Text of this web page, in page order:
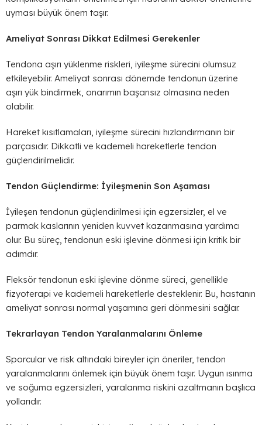
uyması büyük önem taşır.
Ameliyat Sonrası Dikkat Edilmesi Gerekenler
Tendona aşırı yüklenme riskleri, iyileşme sürecini olumsuz
etkileyebilir. Ameliyat sonrası dönemde tendonun üzerine
aşırı yük bindirmek, onarımın başarısız olmasına neden
olabilir.
Hareket kısıtlamaları, iyileşme sürecini hızlandırmanın bir
parçasıdır. Dikkatli ve kademeli hareketlerle tendon
güçlendirilmelidir.
Tendon Güçlendirme: İyileşmenin Son Aşaması
İyileşen tendonun güçlendirilmesi için egzersizler, el ve
parmak kaslarının yeniden kuvvet kazanmasına yardımcı
olur. Bu süreç, tendonun eski işlevine dönmesi için kritik bir
adımdır.
Fleksör tendonun eski işlevine dönme süreci, genellikle
fizyoterapi ve kademeli hareketlerle desteklenir. Bu, hastanın
ameliyat sonrası normal yaşamına geri dönmesini sağlar.
Tekrarlayan Tendon Yaralanmalarını Önleme
Sporcular ve risk altındaki bireyler için öneriler, tendon
yaralanmalarını önlemek için büyük önem taşır. Uygun ısınma
ve soğuma egzersizleri, yaralanma riskini azaltmanın başlıca
yollarıdır.